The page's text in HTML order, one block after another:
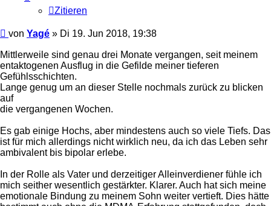
Zitieren
Beitrag
von Yagé » Di 19. Jun 2018, 19:38
Mittlerweile sind genau drei Monate vergangen, seit meinem
entaktogenen Ausflug in die Gefilde meiner tieferen
Gefühlsschichten.
Lange genug um an dieser Stelle nochmals zurück zu blicken
auf
die vergangenen Wochen.
Es gab einige Hochs, aber mindestens auch so viele Tiefs. Das
ist für mich allerdings nicht wirklich neu, da ich das Leben sehr
ambivalent bis bipolar erlebe.
In der Rolle als Vater und derzeitiger Alleinverdiener fühle ich
mich seither wesentlich gestärkter. Klarer. Auch hat sich meine
emotionale Bindung zu meinem Sohn weiter vertieft. Dies hätte